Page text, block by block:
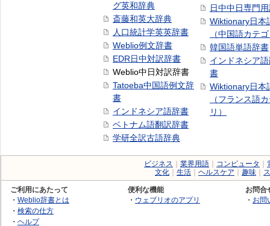
グ英和辞典
斎藤和英大辞典
人口統計学英英辞書
Weblio例文辞書
EDR日中対訳辞書
Weblio中日対訳辞書
Tatoeba中国語例文辞
書
インドネシア語辞書
ベトナム語翻訳辞書
学研全訳古語辞典
日中中日専門
Wiktionary日本
（中国語カテ
韓国語単語辞書
インドネシア
書
Wiktionary日本
（フランス語
リ）
ビジネス 業界用語 コンピュータ
文化
生活 ヘルスケア 趣味
ご利用にあたって
・ Weblio辞書とは
・ 検索の仕方
・ ヘルプ
便利な機能
・ ウェブリオのアプリ
お問合
・ お問